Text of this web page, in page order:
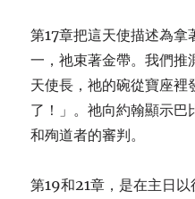
第17章把這天使描述為拿
一，祂束著金帶。我們推
天使長，祂的碗從寶座裡
了！」。祂向約翰顯示巴
和殉道者的審判。
第19和21章，是在主日